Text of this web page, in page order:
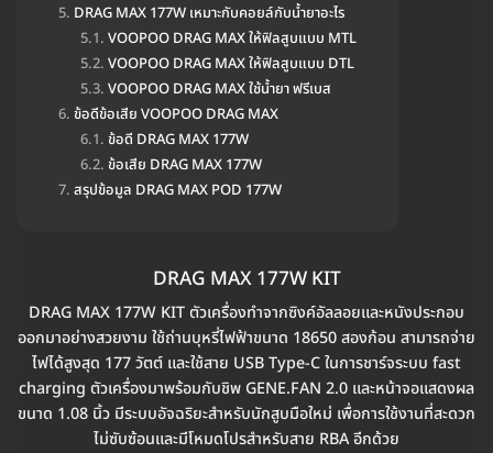
DRAG MAX 177W เหมาะกับคอยล์กับน้ำยาอะไร
VOOPOO DRAG MAX ให้ฟิลสูบแบบ MTL
VOOPOO DRAG MAX ให้ฟิลสูบแบบ DTL
VOOPOO DRAG MAX ใช้น้ำยา ฟรีเบส
ข้อดีข้อเสีย VOOPOO DRAG MAX
ข้อดี DRAG MAX 177W
ข้อเสีย DRAG MAX 177W
สรุปข้อมูล DRAG MAX POD 177W
DRAG MAX 177W KIT
DRAG MAX 177W KIT ตัวเครื่องทำจากซิงค์อัลลอยและหนังประกอบ
ออกมาอย่างสวยงาม ใช้ถ่านบุหรี่ไฟฟ้าขนาด 18650 สองก้อน สามารถจ่าย
ไฟได้สูงสุด 177 วัตต์ และใช้สาย USB Type-C ในการชาร์จระบบ fast
charging ตัวเครื่องมาพร้อมกับชิพ GENE.FAN 2.0 และหน้าจอแสดงผล
ขนาด 1.08 นิ้ว มีระบบอัจฉริยะสำหรับนักสูบมือใหม่ เพื่อการใช้งานที่สะดวก
ไม่ซับซ้อนและมีโหมดโปรสำหรับสาย RBA อีกด้วย